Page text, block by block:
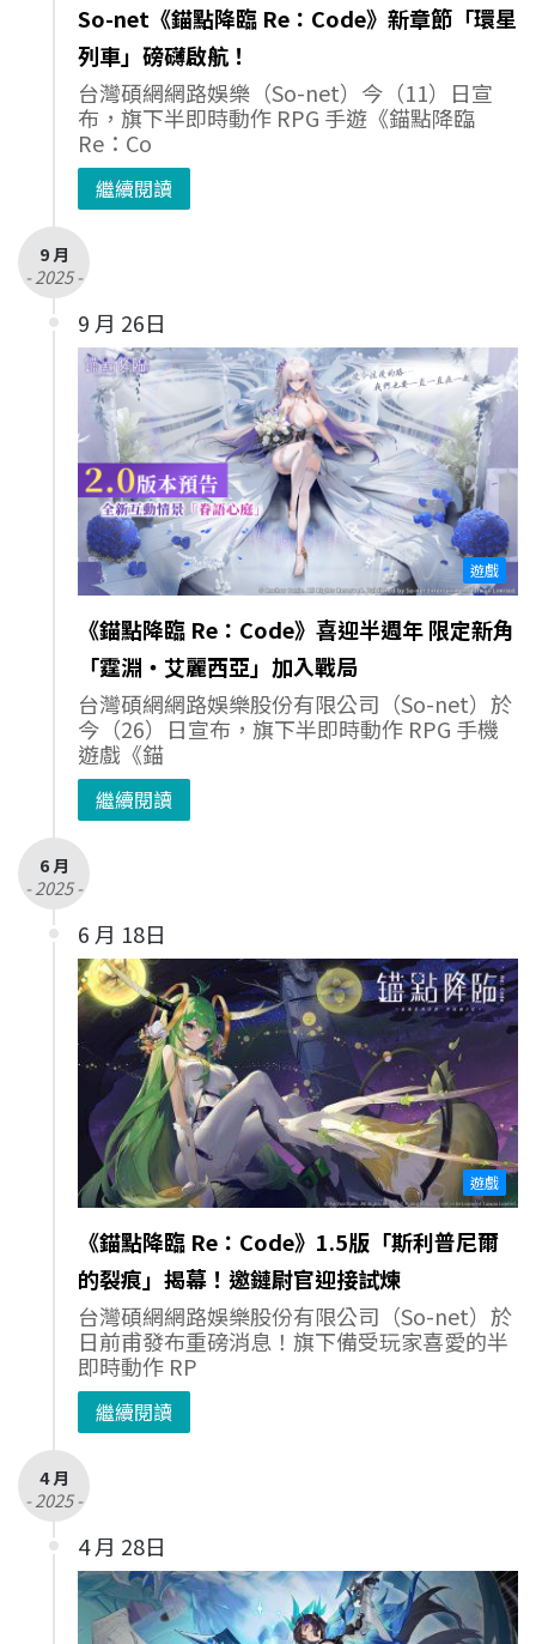
So-net《錨點降臨 Re：Code》新章節「環星
列車」磅礴啟航！
台灣碩網網路娛樂（So-net）今（11）日宣
布，旗下半即時動作 RPG 手遊《錨點降臨
Re：Co
繼續閱讀
9 月
- 2025 -
9 月 26日
遊戲
《錨點降臨 Re：Code》喜迎半週年 限定新角
「霆淵‧艾麗西亞」加入戰局
台灣碩網網路娛樂股份有限公司（So-net）於
今（26）日宣布，旗下半即時動作 RPG 手機
遊戲《錨
繼續閱讀
6 月
- 2025 -
6 月 18日
遊戲
《錨點降臨 Re：Code》1.5版「斯利普尼爾
的裂痕」揭幕！邀鏈尉官迎接試煉
台灣碩網網路娛樂股份有限公司（So-net）於
日前甫發布重磅消息！旗下備受玩家喜愛的半
即時動作 RP
繼續閱讀
4 月
- 2025 -
4 月 28日